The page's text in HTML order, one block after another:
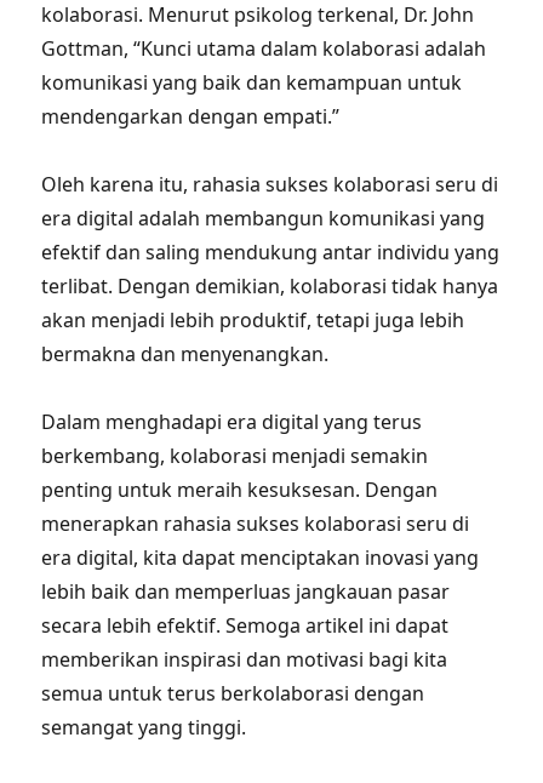
kolaborasi. Menurut psikolog terkenal, Dr. John
Gottman, “Kunci utama dalam kolaborasi adalah
komunikasi yang baik dan kemampuan untuk
mendengarkan dengan empati.”
Oleh karena itu, rahasia sukses kolaborasi seru di
era digital adalah membangun komunikasi yang
efektif dan saling mendukung antar individu yang
terlibat. Dengan demikian, kolaborasi tidak hanya
akan menjadi lebih produktif, tetapi juga lebih
bermakna dan menyenangkan.
Dalam menghadapi era digital yang terus
berkembang, kolaborasi menjadi semakin
penting untuk meraih kesuksesan. Dengan
menerapkan rahasia sukses kolaborasi seru di
era digital, kita dapat menciptakan inovasi yang
lebih baik dan memperluas jangkauan pasar
secara lebih efektif. Semoga artikel ini dapat
memberikan inspirasi dan motivasi bagi kita
semua untuk terus berkolaborasi dengan
semangat yang tinggi.